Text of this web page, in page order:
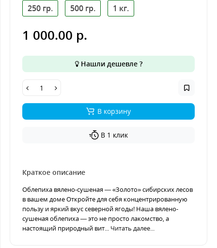
250 гр. 500 гр. 1 кг.
1 000.00 р.
Нашли дешевле ?
В корзину
В 1 клик
Краткое описание
Облепиха вялено-сушеная — «Золото» сибирских лесов
в вашем доме Откройте для себя концентрированную
пользу и яркий вкус северной ягоды! Наша вялено-
сушеная облепиха — это не просто лакомство, а
настоящий природный вит... Читать далее...